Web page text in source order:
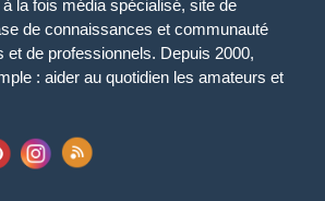
à la fois média spécialisé, site de
de connaissances et communauté
et de professionnels. Depuis 2000,
: aider au quotidien les amateurs et